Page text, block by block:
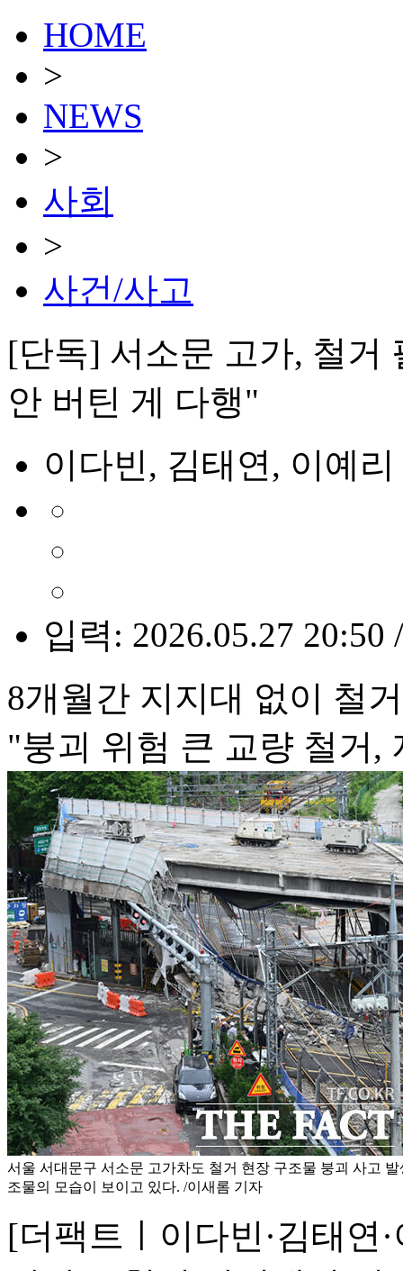
HOME
>
NEWS
>
사회
>
사건/사고
[단독] 서소문 고가, 철거
안 버틴 게 다행"
이다빈, 김태연, 이예
입력: 2026.05.27 20:50
8개월간 지지대 없이 철
"붕괴 위험 큰 교량 철거,
서울 서대문구 서소문 고가차도 철거 현장 구조물 붕괴 사고
조물의 모습이 보이고 있다. /이새롬 기자
[더팩트ㅣ이다빈·김태연